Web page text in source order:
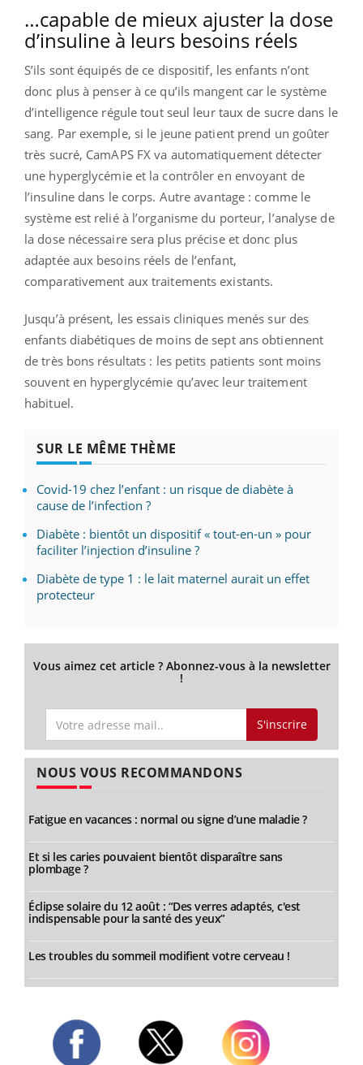
…capable de mieux ajuster la dose
d’insuline à leurs besoins réels
S’ils sont équipés de ce dispositif, les enfants n’ont
donc plus à penser à ce qu’ils mangent car le système
d’intelligence régule tout seul leur taux de sucre dans le
sang. Par exemple, si le jeune patient prend un goûter
très sucré, CamAPS FX va automatiquement détecter
une hyperglycémie et la contrôler en envoyant de
l’insuline dans le corps. Autre avantage : comme le
système est relié à l’organisme du porteur, l’analyse de
la dose nécessaire sera plus précise et donc plus
adaptée aux besoins réels de l’enfant,
comparativement aux traitements existants.
Jusqu’à présent, les essais cliniques menés sur des
enfants diabétiques de moins de sept ans obtiennent
de très bons résultats : les petits patients sont moins
souvent en hyperglycémie qu’avec leur traitement
habituel.
SUR LE MÊME THÈME
Covid-19 chez l’enfant : un risque de diabète à
cause de l’infection ?
Diabète : bientôt un dispositif « tout-en-un » pour
faciliter l’injection d’insuline ?
Diabète de type 1 : le lait maternel aurait un effet
protecteur
Vous aimez cet article ? Abonnez-vous à la newsletter
!
S'inscrire
NOUS VOUS RECOMMANDONS
Fatigue en vacances : normal ou signe d’une maladie ?
Et si les caries pouvaient bientôt disparaître sans
plombage ?
Éclipse solaire du 12 août : “Des verres adaptés, c'est
indispensable pour la santé des yeux”
Les troubles du sommeil modifient votre cerveau !